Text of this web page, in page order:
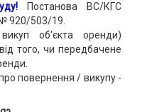
Постанова ВС/КГС
№ 920/503/19.
об'єкта оренди)
того, чи передбачене
повернення / викупу -